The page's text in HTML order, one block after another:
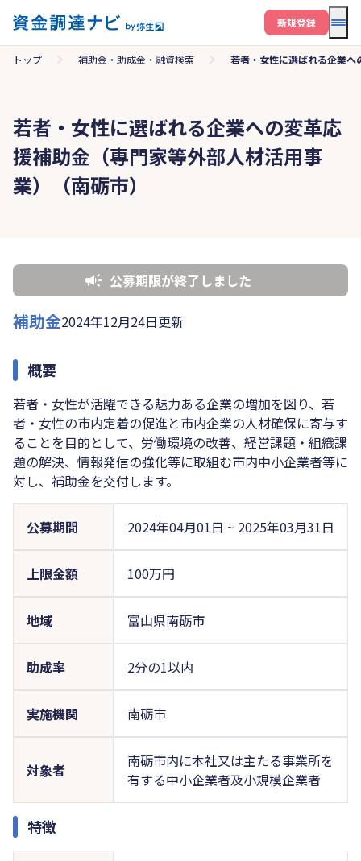
メ
新規登録
トップ 補助金・助成金・融資検索 若者・女性に選ばれる企業
若者・女性に選ばれる企業への変革応
援補助金（専門家等外部人材活用事
業）（南砺市）
公募期限が終了しました
補助金2024年12月24日更新
概要
若者・女性が活躍できる魅力ある企業の増加を図り、若
者・女性の市内定着の促進と市内企業の人材確保に寄与す
ることを目的として、労働環境の改善、経営課題・組織課
題の解決、情報発信の強化等に取組む市内中小企業者等に
対し、補助金を交付します。
公募期間 2024年04月01日 ~ 2025年03月31日
上限金額 100万円
地域 富山県南砺市
助成率 2分の1以内
実施機関 南砺市
対象者
南砺市内に本社又は主たる事業所を
有する中小企業者及小規模企業者
特徴